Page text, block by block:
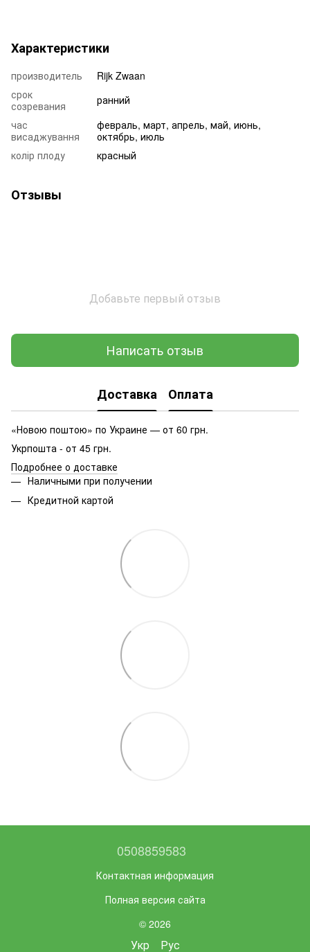
Характеристики
производитель
Rijk Zwaan
срок
созревания
ранний
час
висаджування
февраль, март, апрель, май, июнь,
октябрь, июль
колір плоду
красный
Отзывы
Добавьте первый отзыв
Написать отзыв
Доставка Оплата
«Новою поштою» по Украине — от 60 грн.
Укрпошта - от 45 грн.
Подробнее о доставке
Наличными при получении
Кредитной картой
0508859583
Контактная информация
Полная версия сайта
© 2026
Укр Рус